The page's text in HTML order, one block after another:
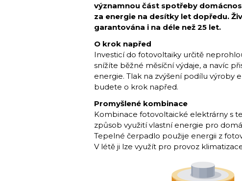
významnou část spotřeby
za energie na desítky let dopředu.
garantována i na déle než 25 let.
O krok napřed
Investicí do fotovoltaiky určitě
snížíte běžné měsíční vý­daje, a navíc
energie. Tlak na zvýšení podílu výroby
budete o krok napřed.
Promyšlené kombinace
Kombinace fotovoltaické elektrárny s
způsob využití vlastní energie pro
Tepelné čerpadlo použije energii z
V létě ji lze využít pro provoz